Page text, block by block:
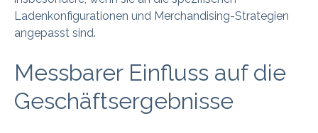
Ladenkonfigurationen und Merchandising-Strategien
angepasst sind.
Messbarer Einfluss auf die
Geschäftsergebnisse